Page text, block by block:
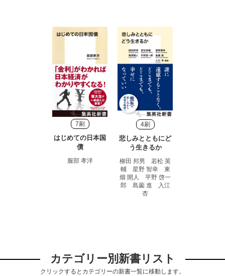
7刷
はじめての日本国
債
服部 孝洋
4刷
悲しみとともにど
う生きるか
柳田 邦男 若松 英
輔 星野 智幸 東
畑 開人 平野 啓一
郎 島薗 進 入江
杏
カテゴリー別新書リスト
クリックするとカテゴリーの新書一覧に移動します。